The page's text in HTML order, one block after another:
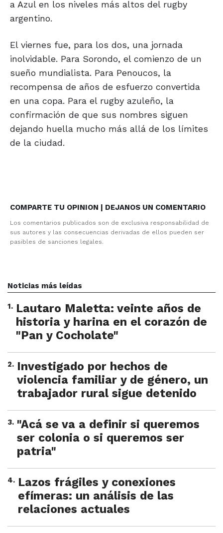
a Azul en los niveles más altos del rugby
argentino.
El viernes fue, para los dos, una jornada
inolvidable. Para Sorondo, el comienzo de un
sueño mundialista. Para Penoucos, la
recompensa de años de esfuerzo convertida
en una copa. Para el rugby azuleño, la
confirmación de que sus nombres siguen
dejando huella mucho más allá de los límites
de la ciudad.
COMPARTE TU OPINION | DEJANOS UN COMENTARIO
Los comentarios publicados son de exclusiva responsabilidad de
sus autores y las consecuencias derivadas de ellos pueden ser
pasibles de sanciones legales.
Noticias más leídas
1. Lautaro Maletta: veinte años de
historia y harina en el corazón de
"Pan y Cocholate"
2. Investigado por hechos de
violencia familiar y de género, un
trabajador rural sigue detenido
3. "Acá se va a definir si queremos
ser colonia o si queremos ser
patria"
4. Lazos frágiles y conexiones
efímeras: un análisis de las
relaciones actuales